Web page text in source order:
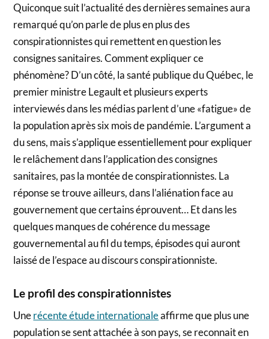
Quiconque suit l’actualité des dernières semaines aura
remarqué qu’on parle de plus en plus des
conspirationnistes qui remettent en question les
consignes sanitaires. Comment expliquer ce
phénomène? D’un côté, la santé publique du Québec, le
premier ministre Legault et plusieurs experts
interviewés dans les médias parlent d’une «fatigue» de
la population après six mois de pandémie. L’argument a
du sens, mais s’applique essentiellement pour expliquer
le relâchement dans l’application des consignes
sanitaires, pas la montée de conspirationnistes. La
réponse se trouve ailleurs, dans l’aliénation face au
gouvernement que certains éprouvent… Et dans les
quelques manques de cohérence du message
gouvernemental au fil du temps, épisodes qui auront
laissé de l’espace au discours conspirationniste.
Le profil des conspirationnistes
Unerécente étude internationaleaffirme que plus une
population se sent attachée à son pays, se reconnait en